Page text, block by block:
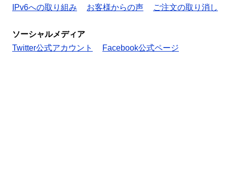
IPv6への取り組み
お客様からの声 ご注文の取り消し
ソーシャルメディア
Twitter公式アカウント
Facebook公式ページ